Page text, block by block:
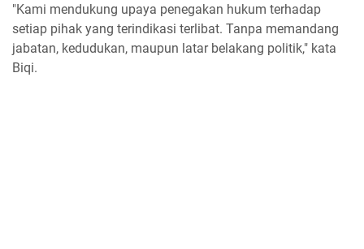
"Kami mendukung upaya penegakan hukum terhadap
setiap pihak yang terindikasi terlibat. Tanpa memandang
jabatan, kedudukan, maupun latar belakang politik," kata
Biqi.